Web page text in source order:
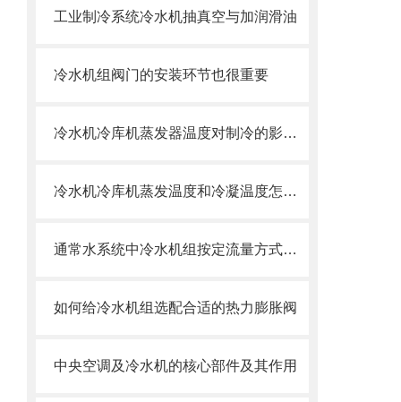
工业制冷系统冷水机抽真空与加润滑油
冷水机组阀门的安装环节也很重要
冷水机冷库机蒸发器温度对制冷的影响与调节
冷水机冷库机蒸发温度和冷凝温度怎么确定
通常水系统中冷水机组按定流量方式运行
如何给冷水机组选配合适的热力膨胀阀
中央空调及冷水机的核心部件及其作用